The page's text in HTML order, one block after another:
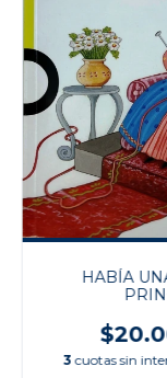
HABÍA
3 cuotas sin